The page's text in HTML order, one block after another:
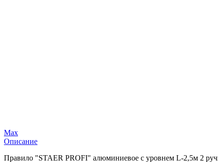
Max
Описание
Правило "STAER PROFI" алюминиевое с уровнем L-2,5м 2